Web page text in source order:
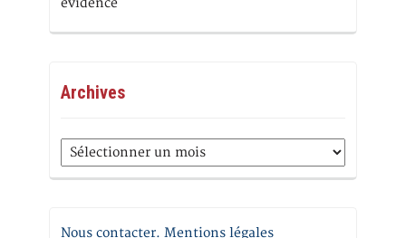
évidence
Archives
Archives
Nous contacter. Mentions légales